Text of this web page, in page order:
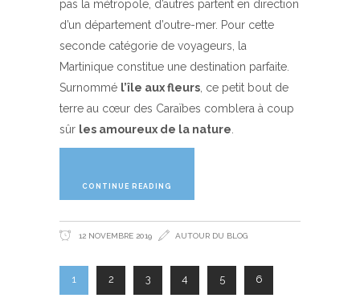
pas la métropole, d’autres partent en direction
d’un département d’outre-mer. Pour cette
seconde catégorie de voyageurs, la
Martinique constitue une destination parfaite.
Surnommé l’île aux fleurs, ce petit bout de
terre au cœur des Caraïbes comblera à coup
sûr les amoureux de la nature.
CONTINUE READING
12 NOVEMBRE 2019 AUTOUR DU BLOG
1 2 3 4 5 6